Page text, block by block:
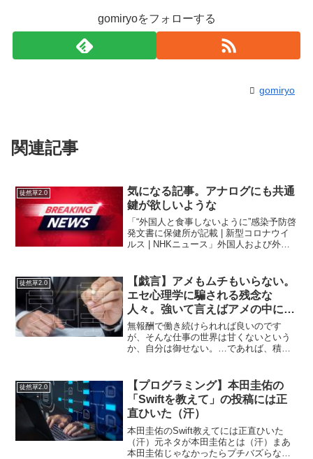
gomiryoをフォローする
gomiryo
関連記事
徒然草2.0
気になる記事。アナログにも共通
鍵が欲しいような
「“外国人と食事しないように”感染予防啓
発文書に保健所が記載 | 新型コロナウイ
ルス | NHKニュース」外国人および外国
か…。eスポーツは子どもがゲームで遊ぶ
ことを綺...
徒然草2.0
【戯言】アメもムチもいらない。
エセ心理学に騙される残念な
人々。強いて言えばアメの中にと
どまり続ければOK
無報酬で働き続けられれば良いのです
が、そんな仕事の世界は甘くないという
か、自分は御せない。…であれば、積極
りました。「ハチミツだらけの蜜蜂の巣
につっこんだプーさん状態」...
徒然草2.0
【プログラミング】本田圭佑の
「Swiftを教えて」の投稿には正
直ひいた（汗）
本田圭佑のSwift教えてには正直ひいた
（汗）元ネタが本田圭佑とは（汗）まあ
本田圭佑じゃなかったらプチバズらない